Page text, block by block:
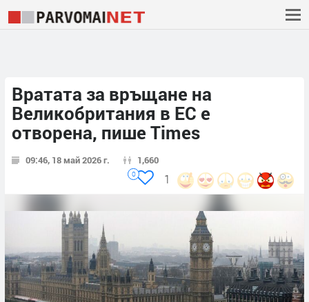
Вратата за връщане на
Великобритания в ЕС е
отворена, пише Times
09:46, 18 май 2026 г. 1,660
1
0